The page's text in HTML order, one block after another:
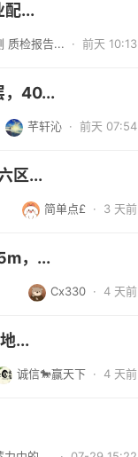
配...
质检报告... · 前天 10:13
，40...
芊轩沁 · 前天 07:54
区...
简单点£ · 3 天前
，...
Cx330 · 4 天前
...
诚信🐎赢天下 · 4 天前